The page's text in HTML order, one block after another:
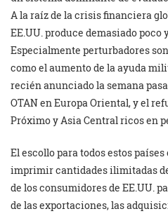
A la raíz de la crisis financiera
EE.UU. produce demasiado poco
Especialmente perturbadores
como el aumento de la ayuda
recién anunciado la semana
OTAN en Europa Oriental, y el
Próximo y Asia Central ricos en
El escollo para todos estos países
imprimir cantidades ilimitadas
de los consumidores de EE.UU.
de las exportaciones, las